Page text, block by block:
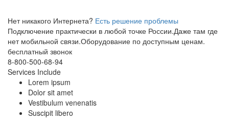
Нет никакого Интернета? Есть решение проблемы
Подключение практически в любой точке России.Даже там где
нет мобильной связи.Оборудование по доступным ценам.
бесплатный звонок
8-800-500-68-94
Services Include
Lorem ipsum
Dolor sit amet
Vestibulum venenatis
Suscipit libero